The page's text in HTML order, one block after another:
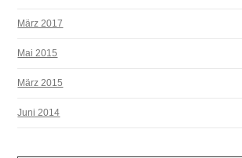
März 2017
Mai 2015
März 2015
Juni 2014